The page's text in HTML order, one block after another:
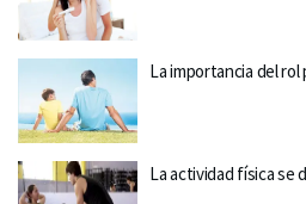
La importancia del
La actividad física se